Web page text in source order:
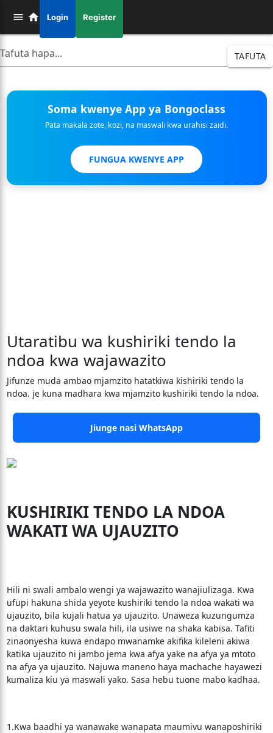
Login Register
TAFUTA
Soma kwenye App ya Bongoclass
Pata makala zote, kozi, na maswali kwa urahisi zaidi.
FUNGUA KWENYE APP
Utaratibu wa kushiriki tendo la
ndoa kwa wajawazito
Jifunze muda ambao mjamzito hatatkiwa kishiriki tendo la
ndoa. je kuna madhara kwa mjamzito kushiriki tendo la ndoa.
Jiunge nasi WhatsApp
KUSHIRIKI TENDO LA NDOA
WAKATI WA UJAUZITO
Hili ni swali ambalo wengi ya wajawazito wanajiulizaga. Kwa
ufupi hakuna shida yeyote kushiriki tendo la ndoa wakati wa
ujauzito, bila kujali hatua ya ujauzito. Unaweza kuzungumza
na daktari kuhusu swala hili, ila usiwe na shaka kabisa. Tafiti
zinaonyesha kuwa endapo mwanamke akifika kileleni akiwa
katika ujauzito ni jambo jema kwa afya yake na afya ya mtoto
na afya ya ujauzito. Najuwa maneno haya machache hayawezi
kumaliza kiu ya maswali yako. Sasa hebu tuone mabo kadhaa.
1.Kwa baadhi ya wanawake wanapata maumivu wanaposhiriki